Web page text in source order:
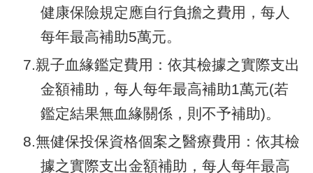
健康保險規定應自行負擔之費用，每人
每年最高補助5萬元。
7.親子血緣鑑定費用：依其檢據之實際支出
金額補助，每人每年最高補助1萬元(若
鑑定結果無血緣關係，則不予補助)。
8.無健保投保資格個案之醫療費用：依其檢
據之實際支出金額補助，每人每年最高